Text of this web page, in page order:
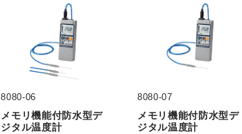
8080-06
メモリ機能付防水型デ
ジタル温度計
8080-07
メモリ機能付防水型デ
ジタル温度計